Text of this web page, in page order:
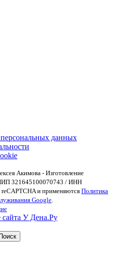
данных
Акимова - Изготовление
321645100070743 / ИНН
и применяются Политика
Google.
Поиск